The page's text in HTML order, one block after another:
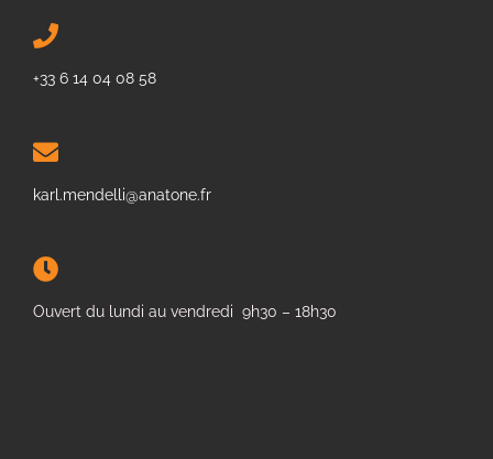
+33 6 14 04 08 58
karl.mendelli@anatone.fr
Ouvert du lundi au vendredi 9h30 – 18h30